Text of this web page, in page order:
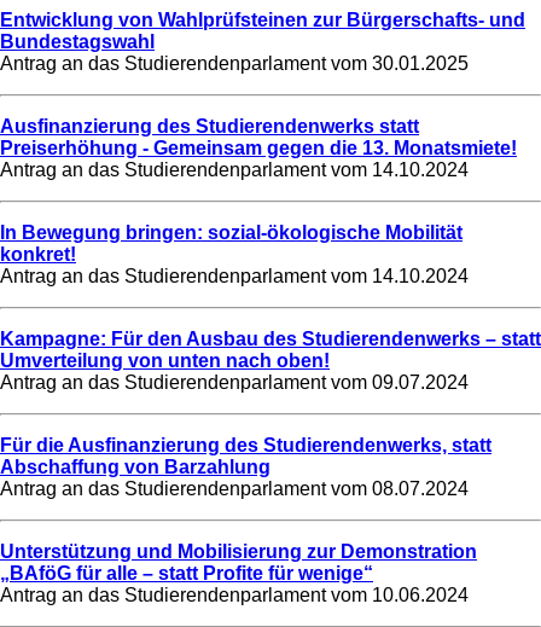
Entwicklung von Wahlprüfsteinen zur Bürgerschafts- und
Bundestagswahl
Antrag an das Studierendenparlament vom 30.01.2025
Ausfinanzierung des Studierendenwerks statt
Preiserhöhung - Gemeinsam gegen die 13. Monatsmiete!
Antrag an das Studierendenparlament vom 14.10.2024
In Bewegung bringen: sozial-ökologische Mobilität
konkret!
Antrag an das Studierendenparlament vom 14.10.2024
Kampagne: Für den Ausbau des Studierendenwerks – statt
Umverteilung von unten nach oben!
Antrag an das Studierendenparlament vom 09.07.2024
Für die Ausfinanzierung des Studierendenwerks, statt
Abschaffung von Barzahlung
Antrag an das Studierendenparlament vom 08.07.2024
Unterstützung und Mobilisierung zur Demonstration
„BAföG für alle – statt Profite für wenige“
Antrag an das Studierendenparlament vom 10.06.2024